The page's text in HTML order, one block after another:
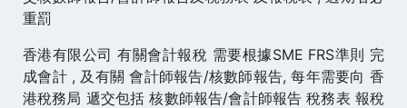
重罰
香港有限公司 有關會計報稅 需要根據SME FRS準則 完
成會計 , 及有關 會計師報告/核數師報告, 每年需要向 香
港稅務局 遞交包括 核數師報告/會計師報告 稅務表 報稅